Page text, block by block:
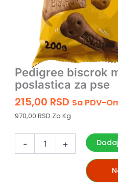
Pedigree biscrok
poslastica za pse
215,00 RSD Sa PDV-
970,00 RSD Za Kg
- +